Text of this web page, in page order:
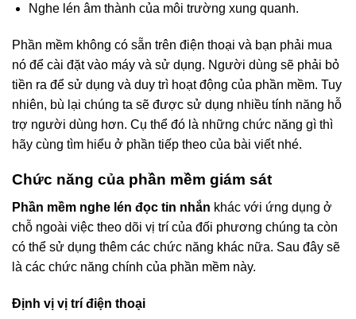
Nghe lén âm thành của môi trường xung quanh.
Phần mềm không có sẵn trên điện thoại và bạn phải mua
nó để cài đặt vào máy và sử dụng. Người dùng sẽ phải bỏ
tiền ra để sử dụng và duy trì hoạt động của phần mềm. Tuy
nhiên, bù lại chúng ta sẽ được sử dụng nhiều tính năng hỗ
trợ người dùng hơn. Cụ thể đó là những chức năng gì thì
hãy cùng tìm hiểu ở phần tiếp theo của bài viết nhé.
Chức năng của phần mềm giám sát
Phần mềm nghe lén đọc tin nhắn khác với ứng dụng ở
chỗ ngoài việc theo dõi vị trí của đối phương chúng ta còn
có thể sử dụng thêm các chức năng khác nữa. Sau đây sẽ
là các chức năng chính của phần mềm này.
Định vị vị trí điện thoại